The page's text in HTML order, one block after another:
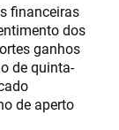
financeiras
dos
ganhos
de quinta-
de aperto